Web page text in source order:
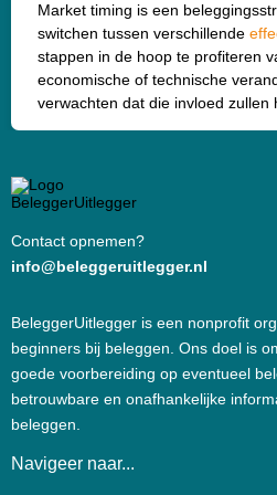
Market timing is een
switchen tussen verschillende
stappen in de hoop te profiteren
economische of technische
verwachten dat die invloed zullen
Contact opnemen?
info@beleggeruitlegger.nl
BeleggerUitlegger is een nonprofit
beginners bij beleggen. Ons doel is
goede voorbereiding op eventueel
betrouwbare en onafhankelijke
beleggen.
Navigeer naar...